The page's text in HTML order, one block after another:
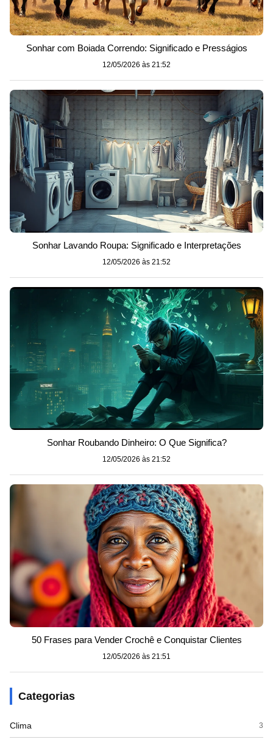
Sonhar com Boiada Correndo: Significado e Presságios
12/05/2026 às 21:52
Sonhar Lavando Roupa: Significado e Interpretações
12/05/2026 às 21:52
Sonhar Roubando Dinheiro: O Que Significa?
12/05/2026 às 21:52
50 Frases para Vender Crochê e Conquistar Clientes
12/05/2026 às 21:51
Categorias
Clima 3